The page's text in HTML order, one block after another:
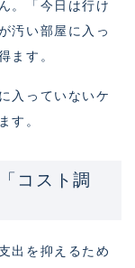
。「今日は行け
汚い部屋に入っ
ます。
入っていないケ
す。
コスト調
出を抑えるため